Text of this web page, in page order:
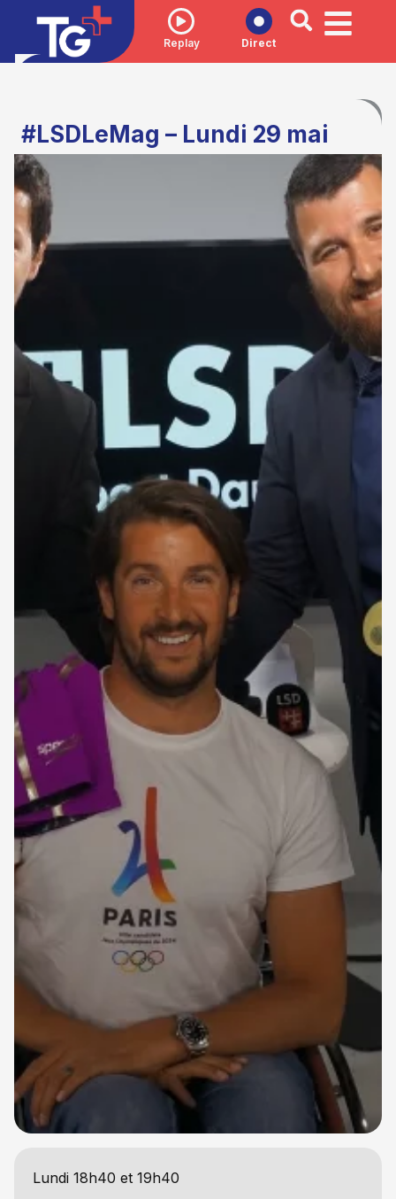
Replay Direct
#LSDLeMag – Lundi 29 mai
Lundi 18h40 et 19h40